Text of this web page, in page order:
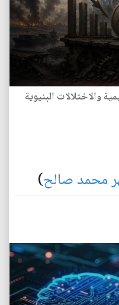
والاختلالات البنيوية
محمد صالح)